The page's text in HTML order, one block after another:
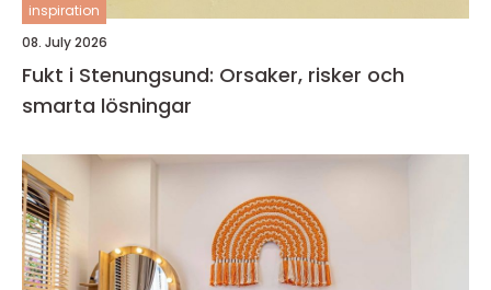
inspiration
08. July 2026
Fukt i Stenungsund: Orsaker, risker och
smarta lösningar